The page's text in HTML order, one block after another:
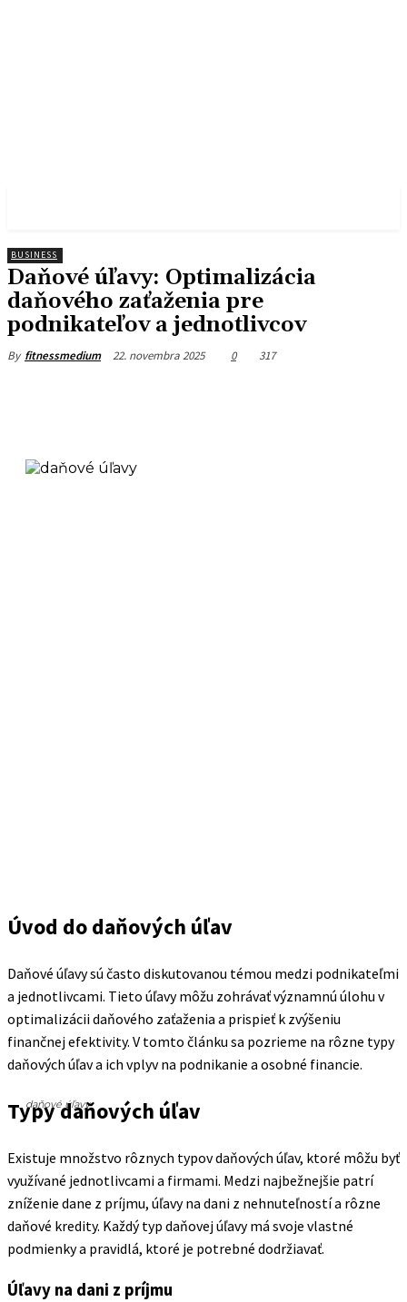
BUSINESS
Daňové úľavy: Optimalizácia
daňového zaťaženia pre
podnikateľov a jednotlivcov
By fitnessmedium 22. novembra 2025 0 317
daňové úľavy
Úvod do daňových úľav
Daňové úľavy sú často diskutovanou témou medzi podnikateľmi
a jednotlivcami. Tieto úľavy môžu zohrávať významnú úlohu v
optimalizácii daňového zaťaženia a prispieť k zvýšeniu
finančnej efektivity. V tomto článku sa pozrieme na rôzne typy
daňových úľav a ich vplyv na podnikanie a osobné financie.
Typy daňových úľav
Existuje množstvo rôznych typov daňových úľav, ktoré môžu byť
využívané jednotlivcami a firmami. Medzi najbežnejšie patrí
zníženie dane z príjmu, úľavy na dani z nehnuteľností a rôzne
daňové kredity. Každý typ daňovej úľavy má svoje vlastné
podmienky a pravidlá, ktoré je potrebné dodržiavať.
Úľavy na dani z príjmu